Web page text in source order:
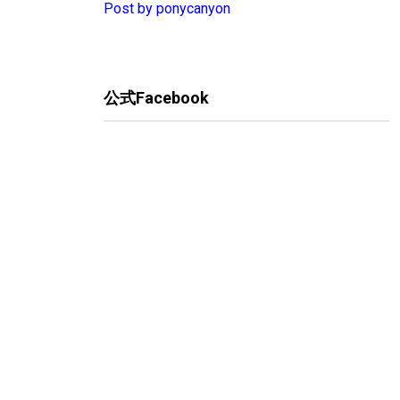
Post by ponycanyon
公式Facebook